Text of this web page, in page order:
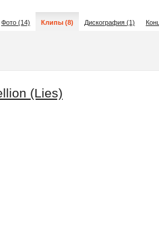
Фото (14) Клипы (8) Дискография (1)
(Lies)